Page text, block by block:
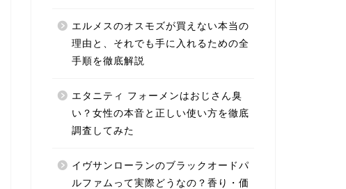
エルメスのオスモズが買えない本当の
理由と、それでも手に入れるための全
手順を徹底解説
エタニティ フォーメンはおじさん臭
い？女性の本音と正しい使い方を徹底
調査してみた
イヴサンローランのブラックオードパ
ルファムって実際どうなの？香り・価